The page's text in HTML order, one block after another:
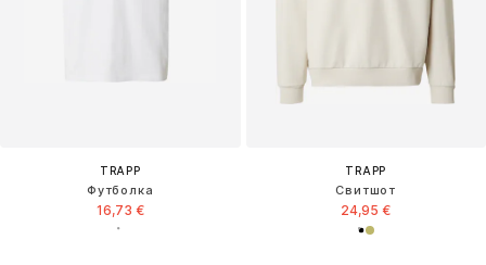
TRAPP
Футболка
16,73 €
TRAPP
Свитшот
24,95 €